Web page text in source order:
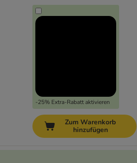
-25% Extra-Rabatt aktivieren
Zum Warenkorb
hinzufügen